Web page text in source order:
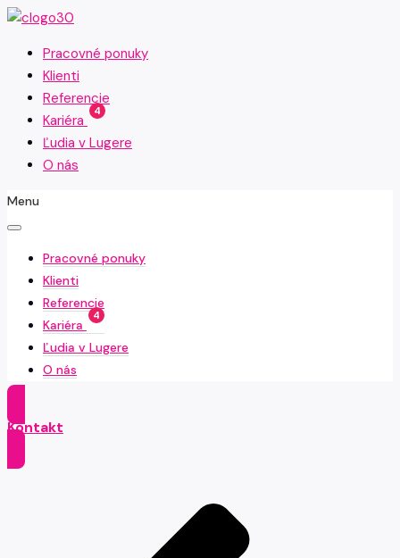
Pracovné ponuky
Klienti
Referencie
Kariéra
4
Ľudia v Lugere
O nás
Menu
Pracovné ponuky
Klienti
Referencie
Kariéra
4
Ľudia v Lugere
O nás
Kontakt